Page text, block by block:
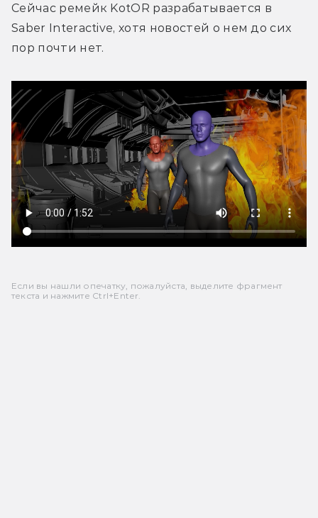
Cейчас ремейк KotOR разрабатывается в
Saber Interactive, хотя новостей о нем до сих
пор почти нет.
Если вы нашли опечатку, пожалуйста, выделите фрагмент
текста и нажмите Ctrl+Enter.